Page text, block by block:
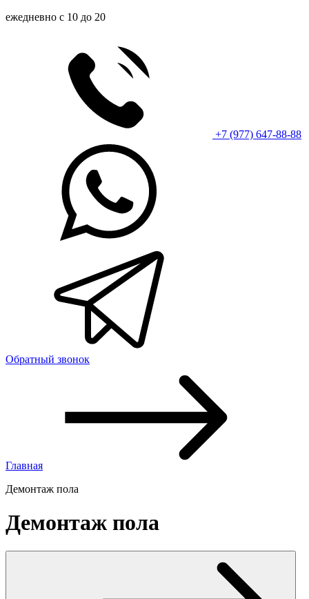
ежедневно с 10 до 20
+7 (977) 647-88-88
Обратный звонок
Главная
Демонтаж пола
Демонтаж пола